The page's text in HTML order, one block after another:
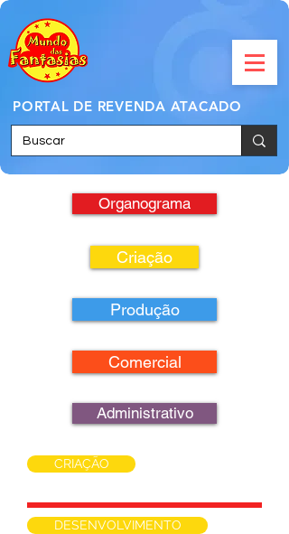
PORTAL DE REVENDA ATACADO
Organograma
Criação
Produção
Comercial
Administrativo
CRIAÇÃO
DESENVOLVIMENTO